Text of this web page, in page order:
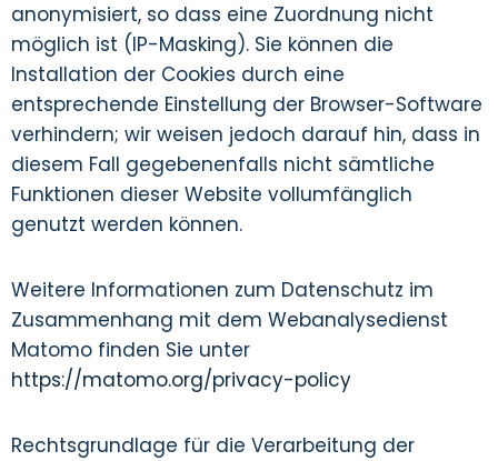
anonymisiert, so dass eine Zuordnung nicht
möglich ist (IP-Masking). Sie können die
Installation der Cookies durch eine
entsprechende Einstellung der Browser-Software
verhindern; wir weisen jedoch darauf hin, dass in
diesem Fall gegebenenfalls nicht sämtliche
Funktionen dieser Website vollumfänglich
genutzt werden können.
Weitere Informationen zum Datenschutz im
Zusammenhang mit dem Webanalysedienst
Matomo finden Sie unter
https://matomo.org/privacy-policy
Rechtsgrundlage für die Verarbeitung der